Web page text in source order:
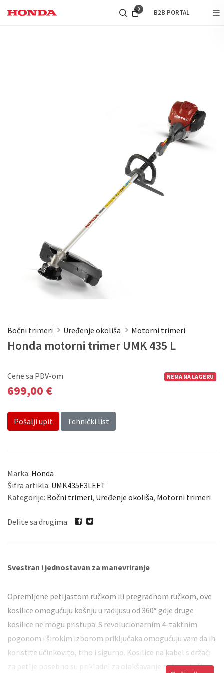
0 B2B PORTAL
Bočni trimeri Uređenje okoliša Motorni trimeri
Honda motorni trimer UMK 435 L
NEMA NA LAGERU
Cene sa PDV-om
699,00 €
Pošalji upit Tehnički list
Marka: Honda
Šifra artikla: UMK435E3LEET
Kategorije: Bočni trimeri, Uređenje okoliša, Motorni trimeri
Delite sa drugima:
Svestran i jednostavan za manevriranje
Opremljene petljastom ručkom ili pregradnom ručkom, ove
kosilice omogućuju košnju u radijusu od 360° gdje druge
kosilice ne mogu pristupa. S revolucionarnim 4-taktnim
pogonom i širokim izborom priključaka omogućuju vam da ih
koristite učinkovito, tiho i sigurno. Kosilice na kabel s držači
za petlje posebno su prikladni za olakšavanje rada na teško